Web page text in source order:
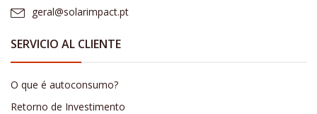
geral@solarimpact.pt
SERVICIO AL CLIENTE
O que é autoconsumo?
Retorno de Investimento